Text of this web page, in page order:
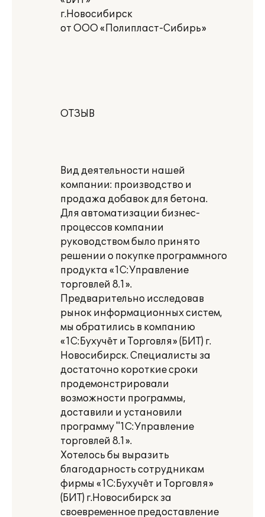
г.Новосибирск
от ООО «Полипласт-Сибирь»
ОТЗЫВ
Вид деятельности нашей
компании: производство и
продажа добавок для бетона.
Для автоматизации бизнес-
процессов компании
руководством было принято
решении о покупке программного
продукта «1С:Управление
торговлей 8.1».
Предварительно исследовав
рынок информационных систем,
мы обратились в компанию
«1С:Бухучёт и Торговля» (БИТ) г.
Новосибирск. Специалисты за
достаточно короткие сроки
продемонстрировали
возможности программы,
доставили и установили
программу "1С:Управление
торговлей 8.1».
Хотелось бы выразить
благодарность сотрудникам
фирмы «1С:Бухучёт и Торговля»
(БИТ) г.Новосибирск за
своевременное предоставление